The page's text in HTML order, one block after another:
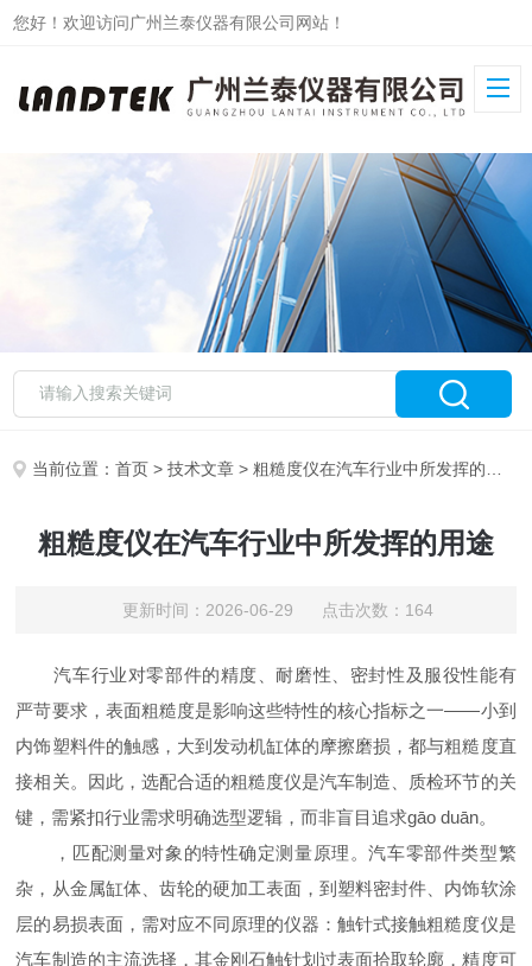
您好！欢迎访问广州兰泰仪器有限公司网站！
当前位置：首页 >技术文章 > 粗糙度仪在汽车行业中所发挥的用途
粗糙度仪在汽车行业中所发挥的用途
更新时间：2026-06-29 点击次数：164
汽车行业对零部件的精度、耐磨性、密封性及服役性能有
严苛要求，表面粗糙度是影响这些特性的核心指标之一——小到
内饰塑料件的触感，大到发动机缸体的摩擦磨损，都与粗糙度直
接相关。因此，选配合适的粗糙度仪是汽车制造、质检环节的关
键，需紧扣行业需求明确选型逻辑，而非盲目追求gāo duān。
，匹配测量对象的特性确定测量原理。汽车零部件类型繁
杂，从金属缸体、齿轮的硬加工表面，到塑料密封件、内饰软涂
层的易损表面，需对应不同原理的仪器：触针式接触粗糙度仪是
汽车制造的主流选择，其金刚石触针划过表面拾取轮廓，精度可